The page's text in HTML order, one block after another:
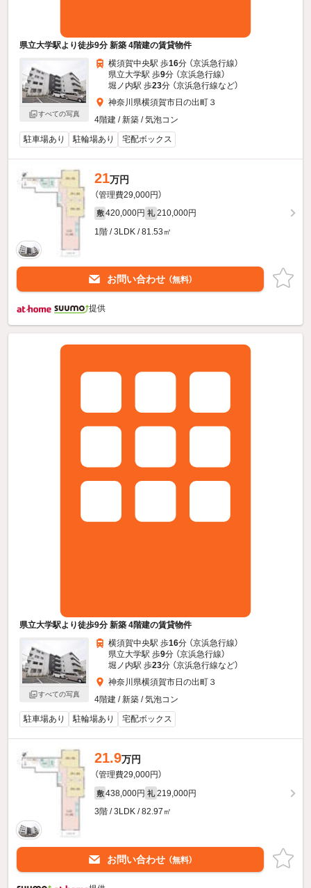
県立大学駅より徒歩9分 新築 4階建の賃貸物件
すべての写真
横須賀中央駅 歩16分 （京浜急行線）
県立大学駅 歩9分 （京浜急行線）
堀ノ内駅 歩23分 （京浜急行線など）
神奈川県横須賀市日の出町３
4階建 / 新築 / 気泡コン
駐車場あり
駐輪場あり 宅配ボックス
21万円
（管理費29,000円）
敷 420,000円 礼 210,000円
1階 / 3LDK / 81.53㎡
お問い合わせ （無料）
提供
県立大学駅より徒歩9分 新築 4階建の賃貸物件
すべての写真
横須賀中央駅 歩16分 （京浜急行線）
県立大学駅 歩9分 （京浜急行線）
堀ノ内駅 歩23分 （京浜急行線など）
神奈川県横須賀市日の出町３
4階建 / 新築 / 気泡コン
駐車場あり
駐輪場あり 宅配ボックス
21.9万円
（管理費29,000円）
敷 438,000円 礼 219,000円
3階 / 3LDK / 82.97㎡
お問い合わせ （無料）